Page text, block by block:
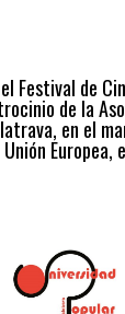
Festival de
de la
en el
Europea,